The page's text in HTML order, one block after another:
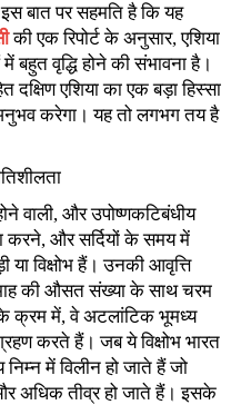
इस बात पर सहमति है कि यह
की एक रिपोर्ट के अनुसार, एशिया
बहुत वृद्धि होने की संभावना है।
एशिया का एक बड़ा हिस्सा
अनुभव करेगा। यह तो लगभग तय है
वाली, और उपोष्णकटिबंधीय
करने, और सर्दियों के समय में
या विक्षोभ हैं। उनकी आवृत्ति
की औसत संख्या के साथ चरम
के क्रम में, वे अटलांटिक भूमध्य
करते हैं। जब ये विक्षोभ भारत
में विलीन हो जाते हैं जो
अधिक तीव्र हो जाते हैं। इसके